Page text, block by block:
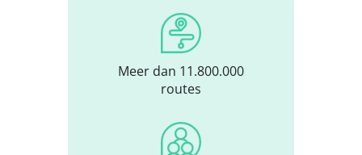
Meer dan 11.800.000
routes